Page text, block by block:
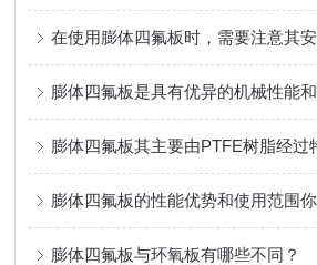
在使用膨体四氟板时，需要注意其
膨体四氟板是具有优异的机械性能
膨体四氟板其主要由PTFE树脂经过
膨体四氟板的性能优势和使用范围
膨体四氟板与环氧板有哪些不同？